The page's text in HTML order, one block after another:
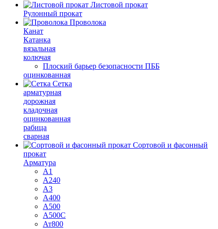
Листовой прокат
Рулонный прокат
Проволока
Канат
Катанка
вязальная
колючая
Плоский барьер безопасности ПББ
оцинкованная
Сетка
арматурная
дорожная
кладочная
оцинкованная
рабица
сварная
Сортовой и фасонный
прокат
Арматура
А1
А240
А3
А400
А500
А500С
Ат800